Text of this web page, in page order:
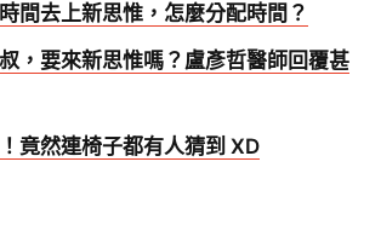
間去上新思惟，怎麼分配時間？
，要來新思惟嗎？盧彥哲醫師回覆甚
竟然連椅子都有人猜到 XD